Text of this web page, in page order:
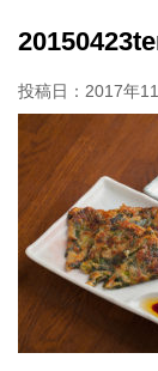
投稿日： 2017年